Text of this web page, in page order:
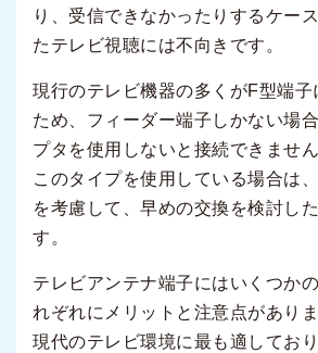
り、受信できなかったりするケー
たテレビ視聴には不向きです。
現行のテレビ機器の多くがF型端子
ため、フィーダー端子しかない場
プタを使用しないと接続できませ
このタイプを使用している場合は
を考慮して、早めの交換を検討し
す。
テレビアンテナ端子にはいくつか
れぞれにメリットと注意点があり
現代のテレビ環境に最も適してお